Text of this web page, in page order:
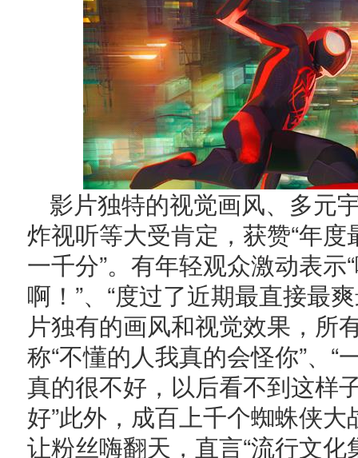
影片独特的视觉画风、多元
炸视听等大受肯定，获赞“年
一千分”。有年轻观众激动表
啊！”、“度过了近期最直接最
片独有的画风和视觉效果，所
称“不懂的人我真的会怪你”、“
真的很不好，以后看不到这样
好”此外，成百上千个蜘蛛侠
让粉丝嗨翻天，直言“流行文